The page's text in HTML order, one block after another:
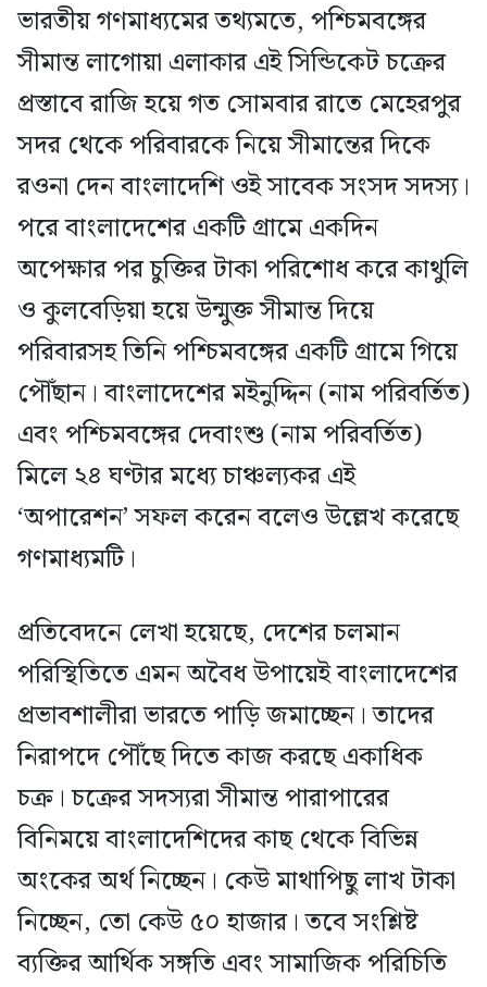
ভারতীয় গণমাধ্যমের তথ্যমতে, পশ্চিমবঙ্গের
সীমান্ত লাগোয়া এলাকার এই সিন্ডিকেট চক্রের
প্রস্তাবে রাজি হয়ে গত সোমবার রাতে মেহেরপুর
সদর থেকে পরিবারকে নিয়ে সীমান্তের দিকে
রওনা দেন বাংলাদেশি ওই সাবেক সংসদ সদস্য।
পরে বাংলাদেশের একটি গ্রামে একদিন
অপেক্ষার পর চুক্তির টাকা পরিশোধ করে কাথুলি
ও কুলবেড়িয়া হয়ে উন্মুক্ত সীমান্ত দিয়ে
পরিবারসহ তিনি পশ্চিমবঙ্গের একটি গ্রামে গিয়ে
পৌঁছান। বাংলাদেশের মইনুদ্দিন (নাম পরিবর্তিত)
এবং পশ্চিমবঙ্গের দেবাংশু (নাম পরিবর্তিত)
মিলে ২৪ ঘণ্টার মধ্যে চাঞ্চল্যকর এই
‘অপারেশন’ সফল করেন বলেও উল্লেখ করেছে
গণমাধ্যমটি।
প্রতিবেদনে লেখা হয়েছে, দেশের চলমান
পরিস্থিতিতে এমন অবৈধ উপায়েই বাংলাদেশের
প্রভাবশালীরা ভারতে পাড়ি জমাচ্ছেন। তাদের
নিরাপদে পৌঁছে দিতে কাজ করছে একাধিক
চক্র। চক্রের সদস্যরা সীমান্ত পারাপারের
বিনিময়ে বাংলাদেশিদের কাছ থেকে বিভিন্ন
অংকের অর্থ নিচ্ছেন। কেউ মাথাপিছু লাখ টাকা
নিচ্ছেন, তো কেউ ৫০ হাজার। তবে সংশ্লিষ্ট
ব্যক্তির আর্থিক সঙ্গতি এবং সামাজিক পরিচিতি